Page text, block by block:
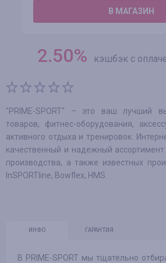
В МАГАЗИН
2.50% кэшбэк с
"PRIME-SPORT" – это ваш лучший
товаров, фитнес-оборудования,
активного отдыха и тренировок.
качественный и надежный ассортимент
производства, а также известных
InSPORTline, Bowflex, HMS.
ИНФО ГАРАНТИЯ
В PRIME-SPORT мы тщательно